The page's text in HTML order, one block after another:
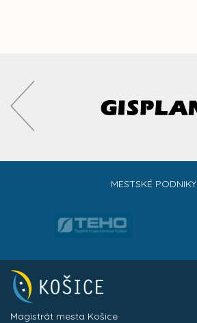
MESTSKÉ PODNIKY
Magistrát mesta Košice